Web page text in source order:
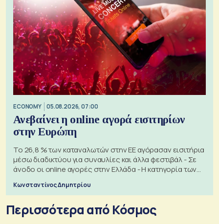
ECONOMY 05.08.2026, 07:00
Ανεβαίνει η online αγορά εισιτηρίων
στην Ευρώπη
Το 26,8 % των καταναλωτών στην ΕΕ αγόρασαν εισιτήρια
μέσω διαδικτύου για συναυλίες και άλλα φεστιβάλ - Σε
άνοδο οι online αγορές στην Ελλάδα - Η κατηγορία των
Κωνσταντίνος Δημητρίου
Περισσότερα από Κόσμος